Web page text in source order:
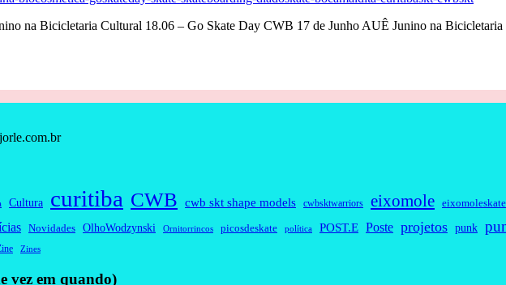
na Bicicletaria Cultural 18.06 – Go Skate Day CWB 17 de Junho AUÊ Junino na
Cultura curitiba CWB cwb skt shape models cwbsktwarriors eixomole
Novidades OlhoWodzynski Ornitorrincos picosdeskate política POST.E Poste projetos punk
Zines
vez em quando)